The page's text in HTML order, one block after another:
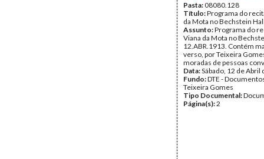
Pasta:08080.128
Título:Programa do
da Mota no Bechstein
Assunto:Programa do
Viana da Mota no
12.ABR.1913. Contém
verso, por Teixeira
moradas de pessoas
Data:Sábado, 12 de Abril
Fundo:DTE -
Teixeira Gomes
Tipo Documental:
Página(s):2